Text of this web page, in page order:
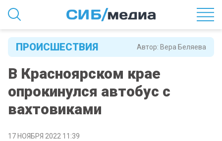
Автор: Вера Беляева
ПРОИСШЕСТВИЯ
В Красноярском крае
опрокинулся автобус с
вахтовиками
17 НОЯБРЯ 2022 11:39